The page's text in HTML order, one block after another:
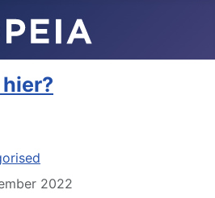
2022